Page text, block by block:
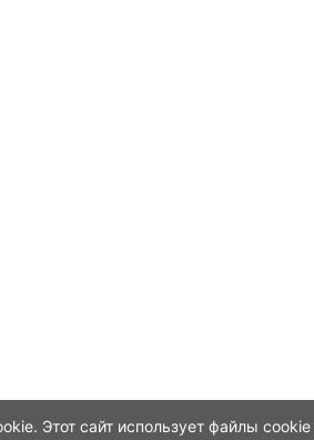
Этот сайт использует файлы cookie